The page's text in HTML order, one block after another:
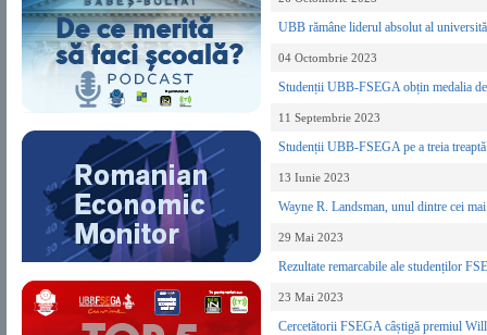
UBB rămâne liderul absolut al
04 Octombrie 2023
Studenții UBB-FSEGA obțin medalia
11 Septembrie 2023
Studenții UBB-FSEGA pe a treia
13 Iunie 2023
Wayne R. Landsman, unul dintre cei
29 Mai 2023
Rezultate remarcabile ale studenților
23 Mai 2023
Cercetătorii FSEGA câștigă premiul